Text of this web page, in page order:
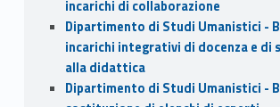
incarichi di collaborazione
Dipartimento di Studi Umanistici -
incarichi integrativi di docenza e di
alla didattica
Dipartimento di Studi Umanistici -